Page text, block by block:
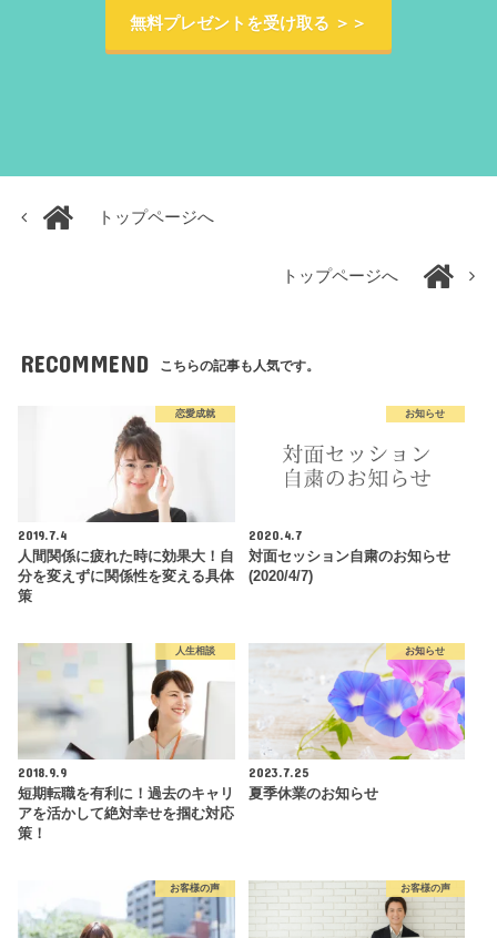
無料プレゼントを受け取る ＞＞
トップページへ
トップページへ
RECOMMEND こちらの記事も人気です。
恋愛成就
2019.7.4
人間関係に疲れた時に効果大！自
分を変えずに関係性を変える具体
策
お知らせ
2020.4.7
対面セッション自粛のお知らせ
(2020/4/7)
人生相談
2018.9.9
短期転職を有利に！過去のキャリ
アを活かして絶対幸せを掴む対応
策！
お知らせ
2023.7.25
夏季休業のお知らせ
お客様の声 お客様の声